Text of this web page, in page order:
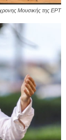
Μουσικής της ΕΡΤ